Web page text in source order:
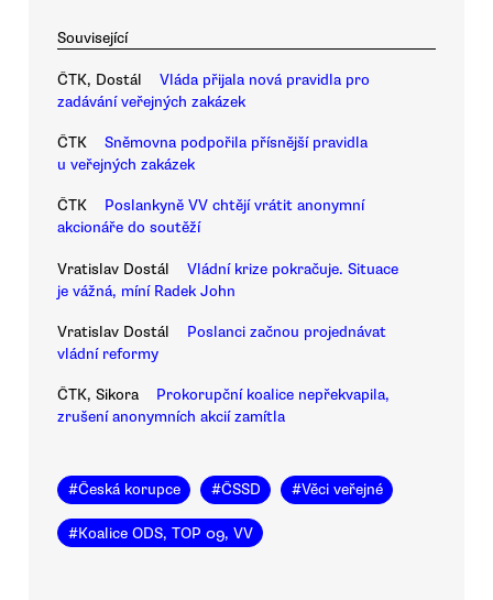
Související
ČTK, Dostál
Vláda přijala nová pravidla pro
zadávání veřejných zakázek
ČTK
Sněmovna podpořila přísnější pravidla
u veřejných zakázek
ČTK
Poslankyně VV chtějí vrátit anonymní
akcionáře do soutěží
Vratislav Dostál
Vládní krize pokračuje. Situace
je vážná, míní Radek John
Vratislav Dostál
Poslanci začnou projednávat
vládní reformy
ČTK, Sikora
Prokorupční koalice nepřekvapila,
zrušení anonymních akcií zamítla
#Česká korupce #ČSSD #Věci veřejné
#Koalice ODS, TOP 09, VV